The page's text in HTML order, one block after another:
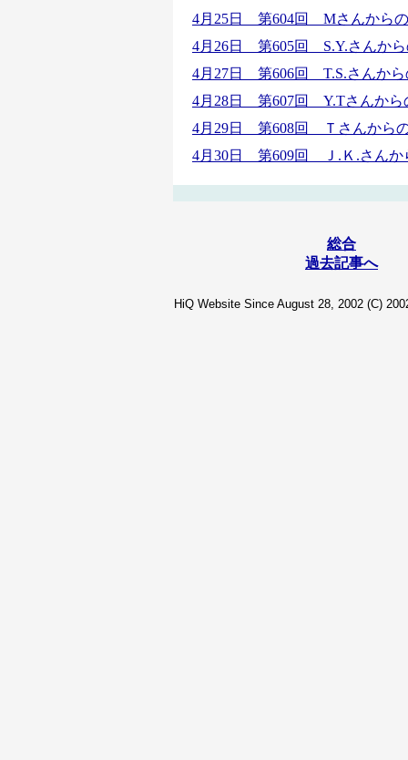
4月25日 第604回 Mさんからの
4月26日 第605回 S.Y.さんから
4月27日 第606回 T.S.さんから
4月28日 第607回 Y.Tさんから
4月29日 第608回 Ｔさんから
4月30日 第609回 Ｊ.Ｋ.さんか
総合
過去記事へ
HiQ Website Since August 28, 2002 (C)